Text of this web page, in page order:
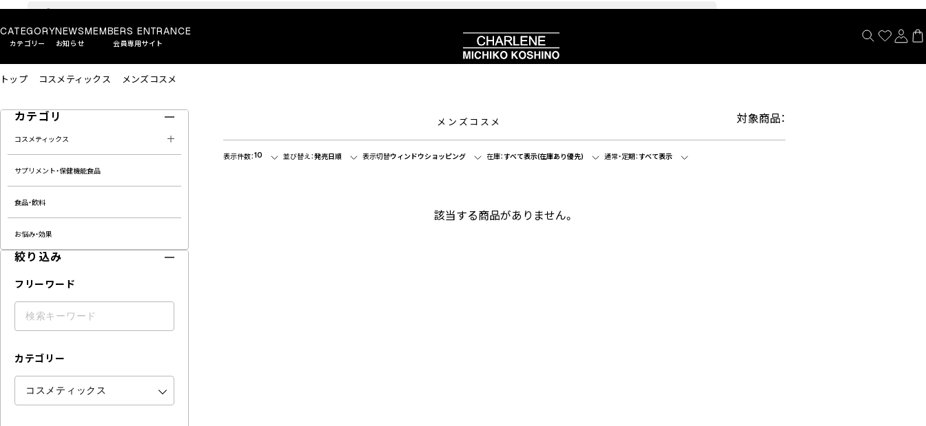
CATEGORY
カテゴリー
NEWS
お知らせ
MEMBERS ENTRANCE
会員専用サイト
トップ コスメティックス メンズコスメ
カテゴリ
コスメティックス
サプリメント・保健機能食品
食品・飲料
お悩み・効果
絞り込み
フリーワード
カテゴリー
メンズコスメ 対象商品：
表示件数：10 並び替え：発売日順 表示切替ウィンドウショッピング 在庫：すべて表示(在庫あり優先) 通常・定期：すべて表示
該当する商品がありません。